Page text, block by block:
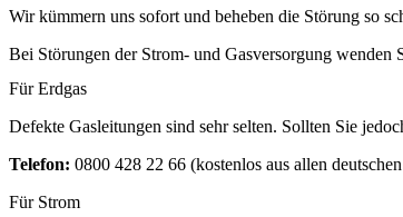
Wir kümmern uns sofort und beheben die Störung so
Bei Störungen der Strom- und Gasversorgung
Für Erdgas
Defekte Gasleitungen sind sehr selten. Sollten Sie
Telefon: 0800 428 22 66 (kostenlos aus allen
Für Strom